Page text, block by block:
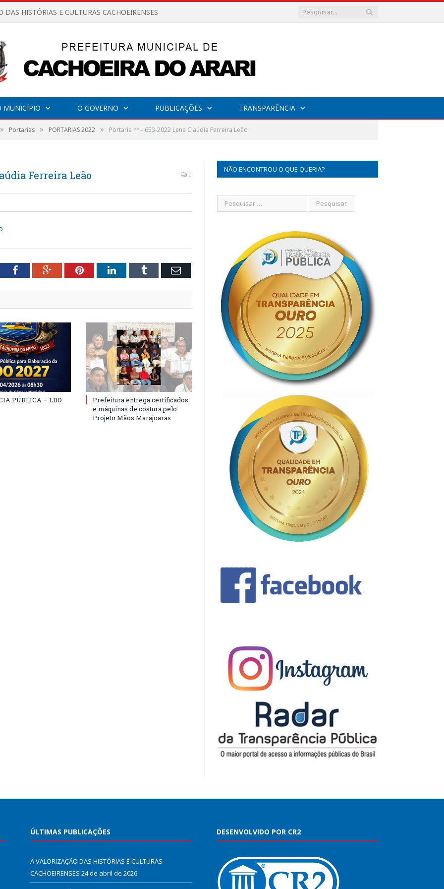
DAS HISTÓRIAS E CULTURAS CACHOEIRENSES
MUNICÍPIO O GOVERNO PUBLICAÇÕES TRANSPARÊNCIA
» Portarias » PORTARIAS 2022 » Portaria nº – 653-2022 Lena Claúdia Ferreira Leão
Ferreira Leão 0
FacebookGoogle+PinterestLinkedInTumblr Email
PÚBLICA – LDO
Prefeitura entrega certificados
e máquinas de costura pelo
Projeto Mãos Marajoaras
NÃO ENCONTROU O QUE QUERIA?
ÚLTIMAS PUBLICAÇÕES
A VALORIZAÇÃO DAS HISTÓRIAS E CULTURAS
CACHOEIRENSES 24 de abril de 2026
DESENVOLVIDO POR CR2